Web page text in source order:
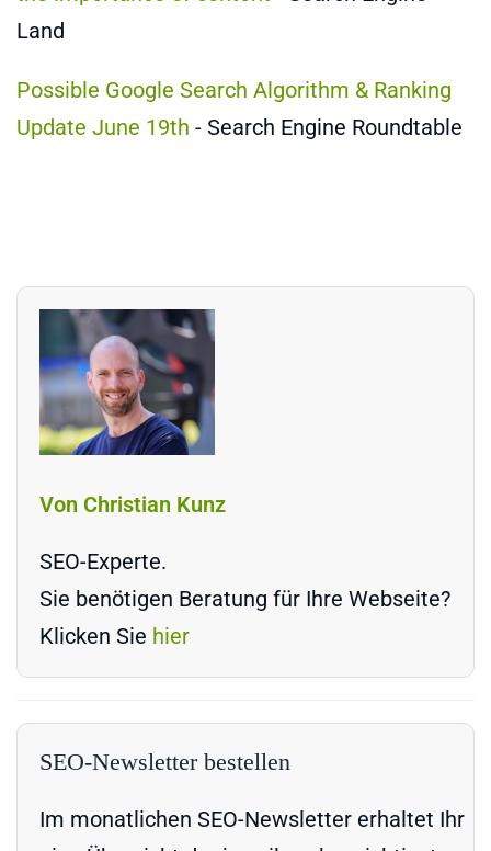
Land
Possible Google Search Algorithm & Ranking
Update June 19th - Search Engine Roundtable
Von Christian Kunz
SEO-Experte.
Sie benötigen Beratung für Ihre Webseite?
Klicken Sie hier
SEO-Newsletter bestellen
Im monatlichen SEO-Newsletter erhaltet Ihr